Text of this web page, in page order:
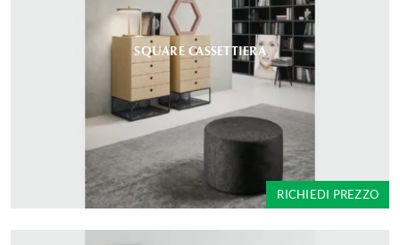
SQUARE CASSETTIERA
RICHIEDI PREZZO